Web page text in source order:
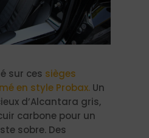
sur ces sièges
en style Probax.Un
d’Alcantara gris,
carbone pour un
sobre. Des